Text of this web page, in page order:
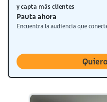
y capta más clientes
Pauta ahora
Encuentra la audiencia que